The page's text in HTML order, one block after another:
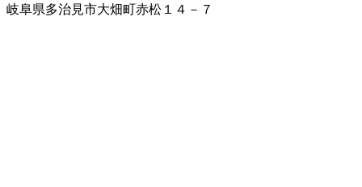
岐阜県多治見市大畑町赤松１４－７